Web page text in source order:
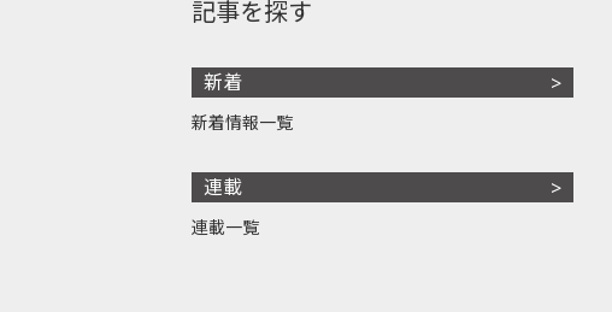
記事を探す
新着
新着情報一覧
連載
連載一覧